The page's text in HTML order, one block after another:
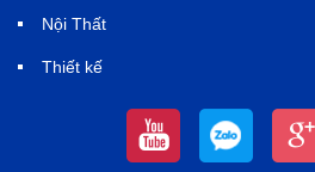
Nội Thất
Thiết kế